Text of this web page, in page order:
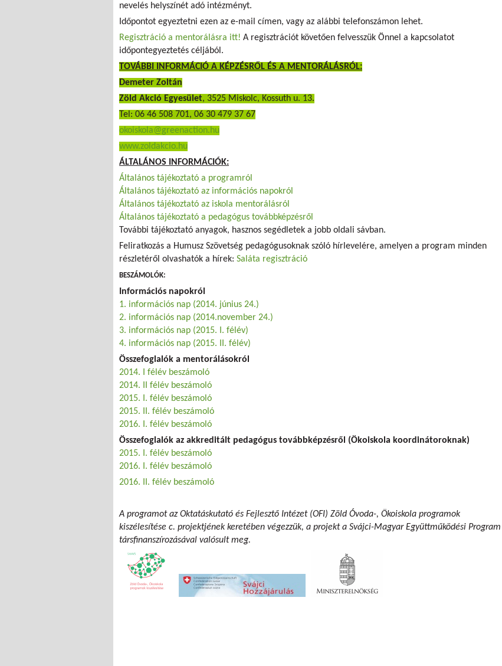
nevelés helyszínét adó intézményt.
Időpontot egyeztetni ezen az e-mail címen, vagy az alábbi telefonszámon lehet.
Regisztráció a mentorálásra itt! A regisztrációt követően felvesszük Önnel a kapcsolatot
időpontegyeztetés céljából.
TOVÁBBI INFORMÁCIÓ A KÉPZÉSRŐL ÉS A MENTORÁLÁSRÓL:
Demeter Zoltán
Zöld Akció Egyesület, 3525 Miskolc, Kossuth u. 13.
Tel: 06 46 508 701, 06 30 479 37 67
okoiskola@greenaction.hu
www.zoldakcio.hu
ÁLTALÁNOS INFORMÁCIÓK:
Általános tájékoztató a programról
Általános tájékoztató az információs napokról
Általános tájékoztató az iskola mentorálásról
Általános tájékoztató a pedagógus továbbképzésről
További tájékoztató anyagok, hasznos segédletek a jobb oldali sávban.
Feliratkozás a Humusz Szövetség pedagógusoknak szóló hírlevelére, amelyen a program minden
részletéről olvashatók a hírek: Saláta regisztráció
BESZÁMOLÓK:
Információs napokról
1. információs nap (2014. június 24.)
2. információs nap (2014.november 24.)
3. információs nap (2015. I. félév)
4. információs nap (2015. II. félév)
Összefoglalók a mentorálásokról
2014. I félév beszámoló
2014. II félév beszámoló
2015. I. félév beszámoló
2015. II. félév beszámoló
2016. I. félév beszámoló
Összefoglalók az akkreditált pedagógus továbbképzésről (Ökoiskola koordinátoroknak)
2015. I. félév beszámoló
2016. I. félév beszámoló
2016. II. félév beszámoló
A programot az Oktatáskutató és Fejlesztő Intézet (OFI) Zöld Óvoda-, Ökoiskola programok
kiszélesítése c. projektjének keretében végezzük, a projekt a Svájci-Magyar Együttműködési Program
társfinanszírozásával valósult meg.